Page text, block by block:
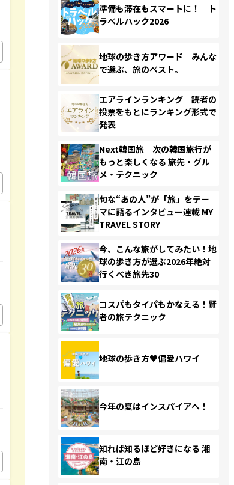
準備も滞在もスマートに！ ト
ラベルハック2026
地球の歩き方アワード みんな
で選ぶ、旅のベスト。
エアラインランキング 読者の
投票をもとにランキング形式で
発表
Next韓国旅 次の韓国旅行が
もっと楽しくなる 旅先・グル
メ・テクニック
旬な“あの人”が「旅」をテー
マに語るインタビュー連載 MY
TRAVEL STORY
今、こんな旅がしてみたい！地
球の歩き方が選ぶ2026年絶対
行くべき旅先30
コスパもタイパもかなえる！賢
者の旅テクニック
地球の歩き方♥偏愛ハワイ
今年の夏はインスパイアへ！
知れば知るほど好きになる 湘
南・江の島